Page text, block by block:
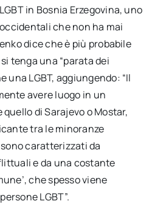
in Bosnia Erzegovina, uno
che non ha mai
dice che è più probabile
tenga una “parata dei
LGBT, aggiungendo: “Il
avere luogo in un
di Sarajevo o Mostar,
tra le minoranze
caratterizzati da
e da una costante
che spesso viene
LGBT”.